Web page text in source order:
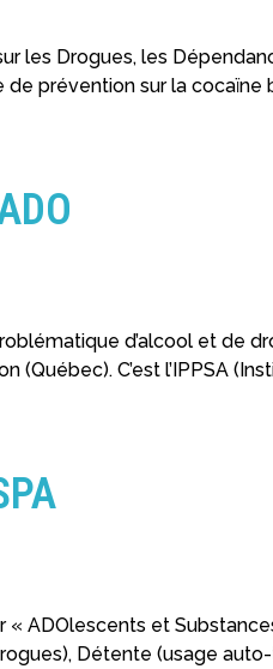
les Drogues, les
de prévention sur la
d’alcool et de
(Québec). C’est
« ADOlescents et
Détente (usage